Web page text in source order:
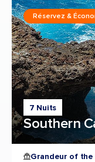
7 Nuits
Southern
Réservez &
Grandeur of the